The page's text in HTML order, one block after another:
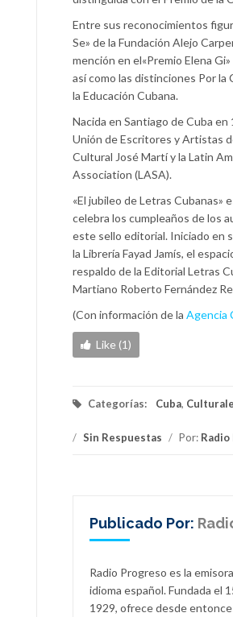
Entre sus reconocimientos
Se» de la Fundación Alejo
mención en el«Premio Elena
así como las distinciones Por la
la Educación Cubana.
Nacida en Santiago de Cuba en
Unión de Escritores y Artistas
Cultural José Martí y la Latin
Association (LASA).
«El jubileo de Letras Cubanas»
celebra los cumpleaños de los
este sello editorial. Iniciado en
la Librería Fayad Jamís, el
respaldo de la Editorial Letras
Martiano Roberto Fernández
(Con información de la Agencia
Like (1)
Categorías: Cuba,
/ Sin Respuestas / Por:
Publicado Por:
Radio Progreso es la
idioma español. Fundada el
1929, ofrece desde